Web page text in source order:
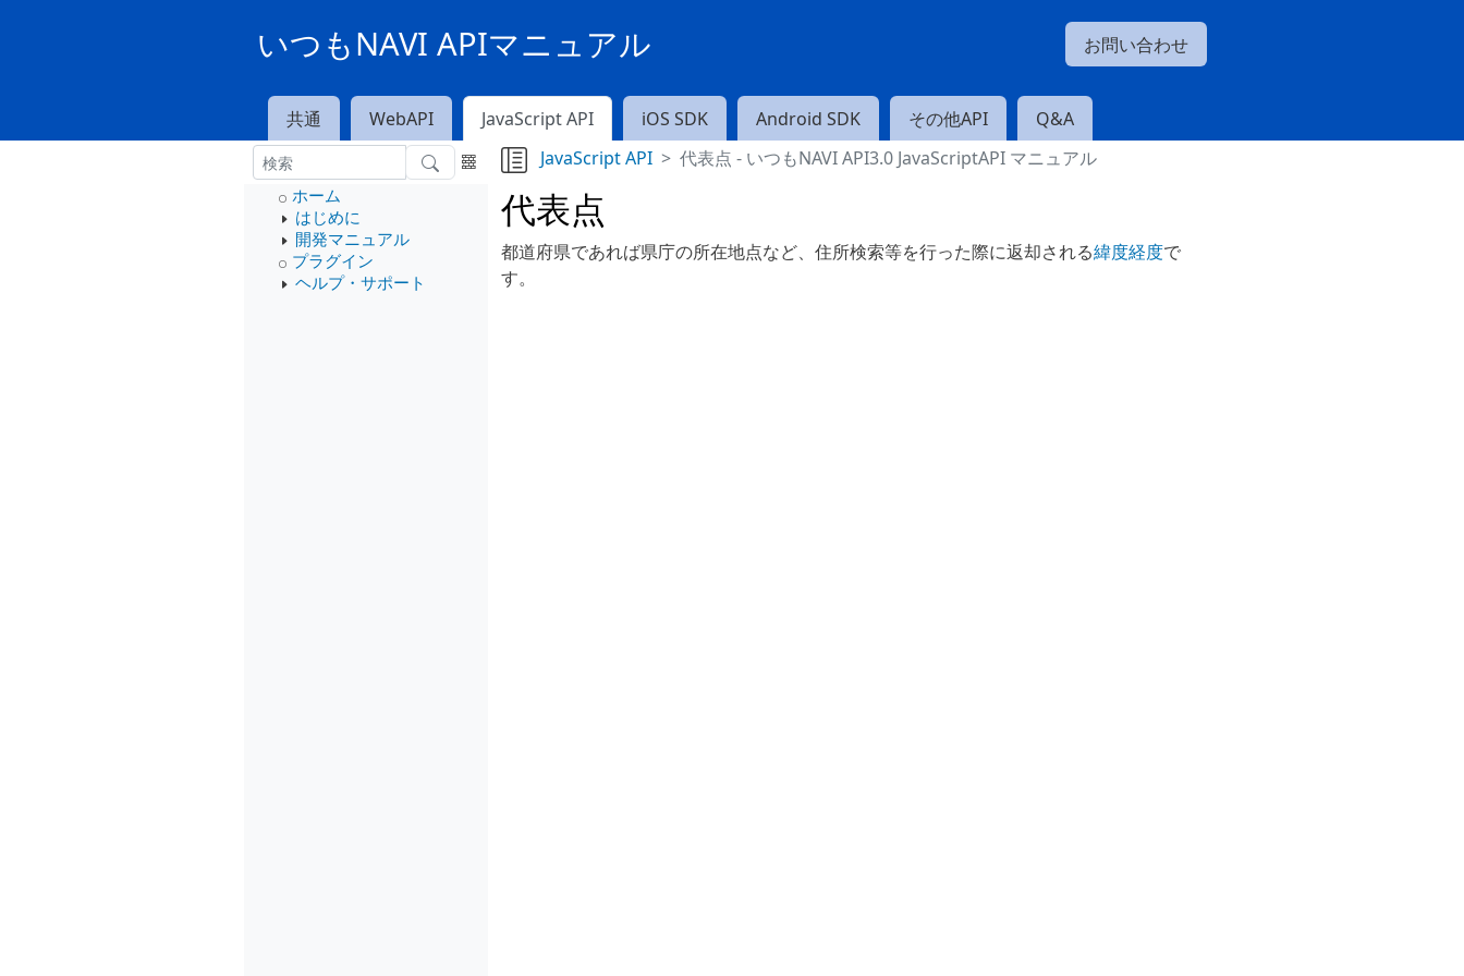
いつもNAVI APIマニュアル お問い合わせ
共通 WebAPI JavaScript API iOS SDK Android SDK その他API Q&A
ホーム
はじめに
開発マニュアル
プラグイン
ヘルプ・サポート
JavaScript API 代表点 - いつもNAVI API3.0 JavaScriptAPI マニュアル
代表点
都道府県であれば県庁の所在地点など、住所検索等を行った際に返却される緯度経度で
す。